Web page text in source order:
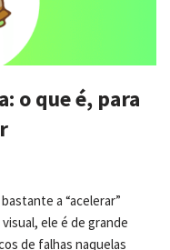
o que é, para
a “acelerar”
ele é de grande
de falhas naquelas